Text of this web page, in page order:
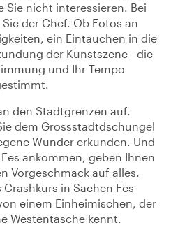
Sie nicht interessieren. Bei
der Chef. Ob Fotos an
ein Eintauchen in die
der Kunstszene - die
und Ihr Tempo
den Stadtgrenzen auf.
dem Grossstadtdschungel
Wunder erkunden. Und
ankommen, geben Ihnen
Vorgeschmack auf alles.
in Sachen Fes-
einem Einheimischen, der
Westentasche kennt.